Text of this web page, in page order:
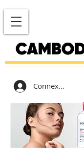
Connexion